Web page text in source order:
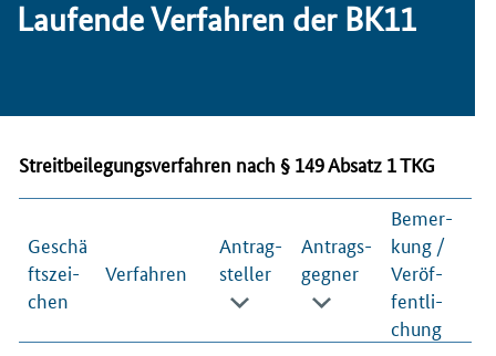
Laufende Verfahren der BK11
Streitbeilegungsverfahren nach § 149 Absatz 1 TKG
Geschä
fts­zei­
chen
Ver­fah­ren
An­trag­
stel­ler
An­trags­
geg­ner
Be­mer­
kung /
Ver­öf­
fent­li­
chung